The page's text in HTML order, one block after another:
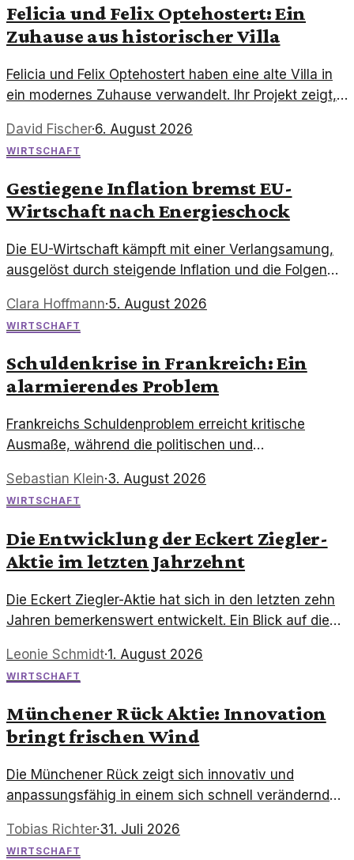
Felicia und Felix Optehostert: Ein
Zuhause aus historischer Villa
Felicia und Felix Optehostert haben eine alte Villa in
ein modernes Zuhause verwandelt. Ihr Projekt zeigt,
können.
David Fischer·6. August 2026
WIRTSCHAFT
Gestiegene Inflation bremst EU-
Wirtschaft nach Energieschock
Die EU-Wirtschaft kämpft mit einer Verlangsamung,
ausgelöst durch steigende Inflation und die Folgen
Fragen auf.
Clara Hoffmann·5. August 2026
WIRTSCHAFT
Schuldenkrise in Frankreich: Ein
alarmierendes Problem
Frankreichs Schuldenproblem erreicht kritische
Ausmaße, während die politischen und
Analyse der aktuellen Situation und ihrer
Konsequenzen.
Sebastian Klein·3. August 2026
WIRTSCHAFT
Die Entwicklung der Eckert Ziegler-
Aktie im letzten Jahrzehnt
Die Eckert Ziegler-Aktie hat sich in den letzten zehn
Jahren bemerkenswert entwickelt. Ein Blick auf die
gebracht hätte, zeigt eindrücklich das
Wachstumspotenzial der Medizintechnikbranche.
Leonie Schmidt·1. August 2026
WIRTSCHAFT
Münchener Rück Aktie: Innovation
bringt frischen Wind
Die Münchener Rück zeigt sich innovativ und
anpassungsfähig in einem sich schnell verändernden
vielversprechende Ergebnisse.
Tobias Richter·31. Juli 2026
WIRTSCHAFT